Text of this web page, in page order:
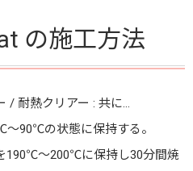
の施工方法
/ 耐熱クリアー : 共に…
90℃の状態に保持する。
190℃～200℃に保持し30分間焼